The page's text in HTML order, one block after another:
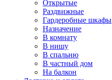
Открытые
Раздвижные
Гардеробные шкафы
Назначение
В комнату
В нишу
В спальню
В частный дом
На балкон